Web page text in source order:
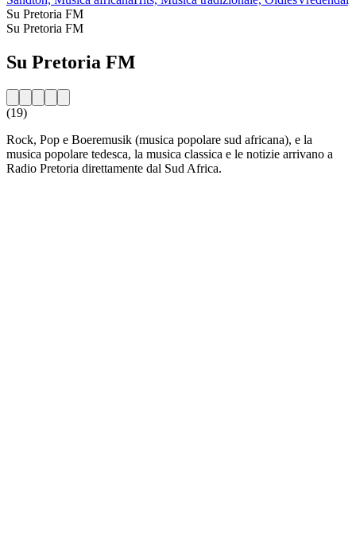
Su Pretoria FM
Su Pretoria FM
Su Pretoria FM
(19)
Rock, Pop e Boeremusik (musica popolare sud africana), e la
musica popolare tedesca, la musica classica e le notizie arrivano a
Radio Pretoria direttamente dal Sud Africa.